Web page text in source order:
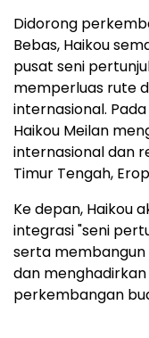
Didorong
Bebas, Haikou
pusat seni
memperluas rute
internasional.
Haikou Meilan
internasional dan
Timur Tengah,
Ke depan, Haikou
integrasi "seni
serta membangun
dan menghadirkan
perkembangan